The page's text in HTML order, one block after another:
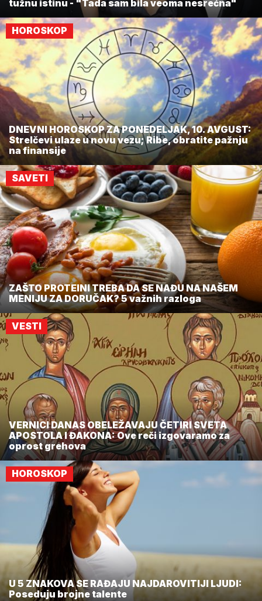
tužnu istinu - "Tada sam bila veoma nesrećna"
HOROSKOP
DNEVNI HOROSKOP ZA PONEDELJAK, 10. AVGUST:
Strelčevi ulaze u novu vezu; Ribe, obratite pažnju
na finansije
SAVETI
ZAŠTO PROTEINI TREBA DA SE NAĐU NA NAŠEM
MENIJU ZA DORUČAK? 5 važnih razloga
VESTI
VERNICI DANAS OBELEŽAVAJU ČETIRI SVETA
APOSTOLA I ĐAKONA: Ove reči izgovaramo za
oprost grehova
HOROSKOP
U 5 ZNAKOVA SE RAĐAJU NAJDAROVITIJI LJUDI:
Poseduju brojne talente